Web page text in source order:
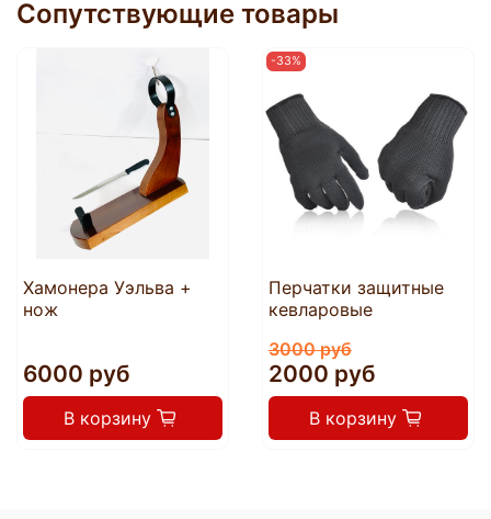
Сопутствующие товары
Хамонера Уэльва +
нож
6000 руб
В корзину
-33%
Перчатки защитные
кевларовые
3000 руб
2000 руб
В корзину